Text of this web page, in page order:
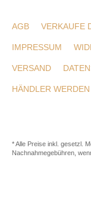
AGB VERKAUFE
IMPRESSUM
VERSAND
HÄNDLER WERDEN
* Alle Preise inkl. gesetzl.
Nachnahmegebühren,